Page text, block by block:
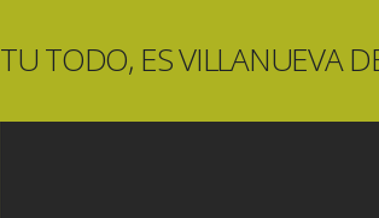
TU TODO, ES VILLANUEVA